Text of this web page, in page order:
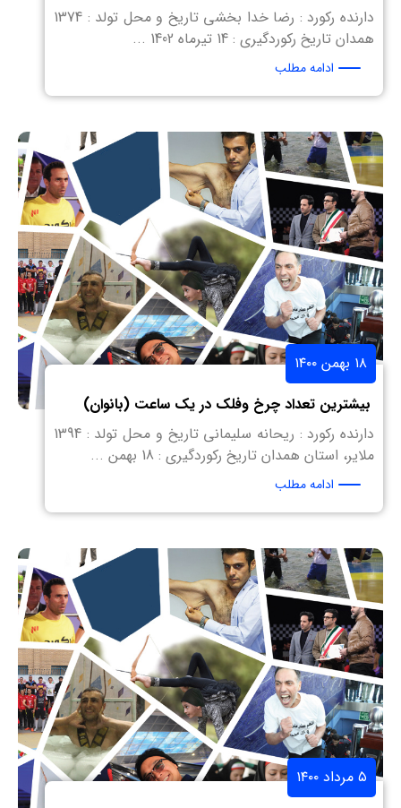
دارنده رکورد : رضا خدا بخشی تاریخ و محل تولد : 1374
همدان تاریخ رکوردگیری : 14 تیرماه 1402 ...
ادامه مطلب
۱۸ بهمن ۱۴۰۰
بیشترین تعداد چرخ وفلک در یک ساعت (بانوان)
دارنده رکورد : ریحانه سلیمانی تاریخ و محل تولد : 1394
ملایر، استان همدان تاریخ رکوردگیری : 18 بهمن ...
ادامه مطلب
۵ مرداد ۱۴۰۰